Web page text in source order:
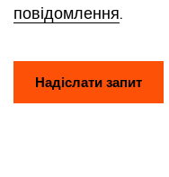
повідомлення.
Надіслати запит